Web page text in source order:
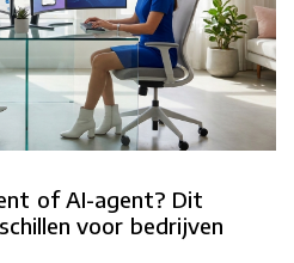
of AI-agent? Dit
voor bedrijven